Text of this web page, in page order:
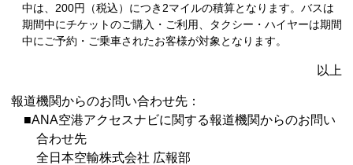
中は、200円（税込）につき2マイルの積算となります。バスは
期間中にチケットのご購入・ご利用、タクシー・ハイヤーは期間
中にご予約・ご乗車されたお客様が対象となります。
以上
報道機関からのお問い合わせ先：
■ANA空港アクセスナビに関する報道機関からのお問い
合わせ先
全日本空輸株式会社 広報部